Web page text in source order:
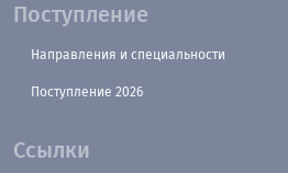
Поступление
Направления и специальности
Поступление 2026
Ссылки